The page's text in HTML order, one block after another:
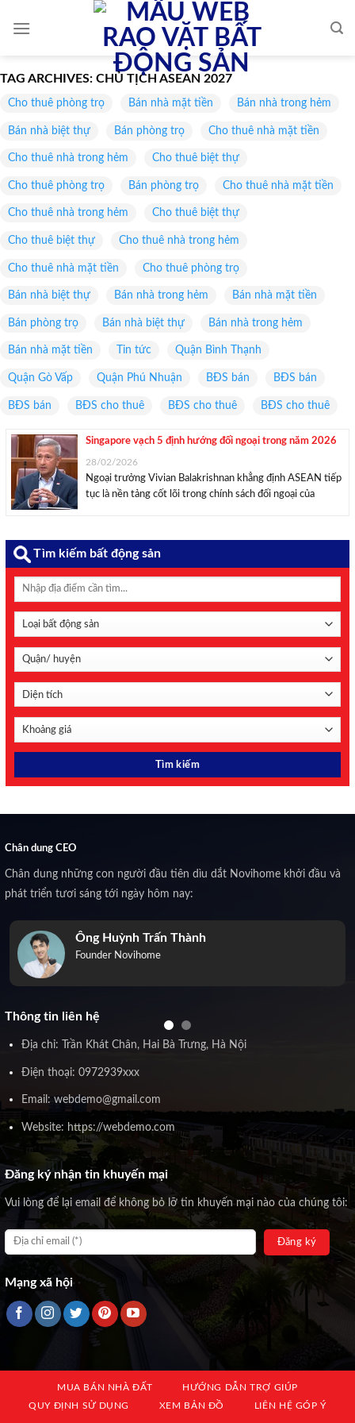
TAG ARCHIVES: CHỦ TỊCH ASEAN 2027
Cho thuê phòng trọ Bán nhà mặt tiền Bán nhà trong hẻm
Bán nhà biệt thự Bán phòng trọ Cho thuê nhà mặt tiền
Cho thuê nhà trong hẻm Cho thuê biệt thự
Cho thuê phòng trọ Bán phòng trọ Cho thuê nhà mặt tiền
Cho thuê nhà trong hẻm Cho thuê biệt thự
Cho thuê biệt thự Cho thuê nhà trong hẻm
Cho thuê nhà mặt tiền Cho thuê phòng trọ
Bán nhà biệt thự Bán nhà trong hẻm Bán nhà mặt tiền
Bán phòng trọ Bán nhà biệt thự Bán nhà trong hẻm
Bán nhà mặt tiền Tin tức Quận Bình Thạnh
Quận Gò Vấp Quận Phú Nhuận BĐS bán BĐS bán
BĐS bán BĐS cho thuê BĐS cho thuê BĐS cho thuê
Singapore vạch 5 định hướng đối ngoại trong năm 2026
28/02/2026
Ngoại trưởng Vivian Balakrishnan khẳng định ASEAN tiếp
tục là nền tảng cốt lõi trong chính sách đối ngoại của
hội ngày ...
Tìm kiếm bất động sản
Chân dung CEO
Chân dung những con người đầu tiên dìu dắt Novihome khởi đầu và
phát triển tươi sáng tới ngày hôm nay:
Ông Huỳnh Trấn Thành
Founder Novihome
Thông tin liên hệ
Địa chỉ: Trần Khát Chân, Hai Bà Trưng, Hà Nội
Điện thoại: 0972939xxx
Email: webdemo@gmail.com
Website: https://webdemo.com
Đăng ký nhận tin khuyến mại
Vui lòng để lại email để không bỏ lỡ tin khuyến mại nào của chúng tôi:
Mạng xã hội
MUA BÁN NHÀ ĐẤT
HƯỚNG DẪN TRỢ GIÚP
QUY ĐỊNH SỬ DỤNG
XEM BẢN ĐỒ LIÊN HỆ GÓP Ý